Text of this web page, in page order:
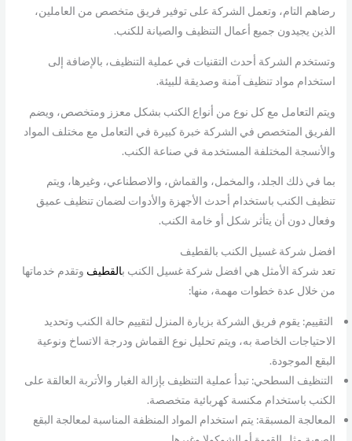
رضاهم التام، وتعمل الشركة على توفير فريق متخصص من العاملين،
الذين يجيدون جميع أعمال التنظيف والصيانة للكنب.
وتستخدم الشركة أحدث التقنيات في عملية التنظيف، بالإضافة إلى
استخدام مواد تنظيف آمنة وصديقة للبيئة.
ويتم التعامل مع كل نوع من أنواع الكنب بشكل معزز ومتخصص، ويضم
الفريق المتخصص في الشركة خبرة كبيرة في التعامل مع مختلف المواد
والأنسجة المختلفة المستخدمة في صناعة الكنب.
بما في ذلك الجلد، والمخمل، والقماش، والاصطناعي، وغيرها، ويتم
تنظيف الكنب باستخدام أحدث الأجهزة والأدوات لضمان تنظيف عميق
وفعال دون أن يتأثر شكل أو خامة الكنب.
افضل شركة غسيل الكنب بالقطيف
تعد شركة الأمثل هي افضل شركة غسيل الكنب بالقطيف وتقدم خدماتها
من خلال عدة خطوات مهمة، منها:
التقييم: يقوم فريق الشركة بزيارة المنزل لتقييم حالة الكنب وتحديد
الاحتياجات الخاصة به، ويتم تحليل نوع القماش ودرجة الاتساخ ونوعية
البقع الموجودة.
التنظيف السطحي: تبدأ عملية التنظيف بإزالة الغبار والأتربة العالقة على
الكنب باستخدام مكنسة كهربائية متخصصة.
المعالجة المسبقة: يتم استخدام المواد المنظفة المناسبة لمعالجة البقع